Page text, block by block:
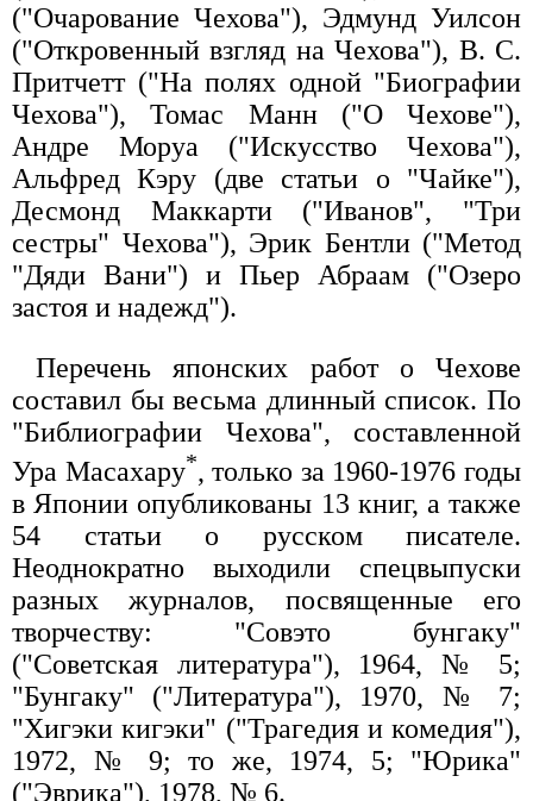
("Очарование Чехова"), Эдмунд Уилсон
("Откровенный взгляд на Чехова"), В. С.
Притчетт ("На полях одной "Биографии
Чехова"), Томас Манн ("О Чехове"),
Андре Моруа ("Искусство Чехова"),
Альфред Кэру (две статьи о "Чайке"),
Десмонд Маккарти ("Иванов", "Три
сестры" Чехова"), Эрик Бентли ("Метод
"Дяди Вани") и Пьер Абраам ("Озеро
застоя и надежд").
Перечень японских работ о Чехове
составил бы весьма длинный список. По
"Библиографии Чехова", составленной
Ура Масахару*, только за 1960-1976 годы
в Японии опубликованы 13 книг, а также
54 статьи о русском писателе.
Неоднократно выходили спецвыпуски
разных журналов, посвященные его
творчеству: "Совэто бунгаку"
("Советская литература"), 1964, № 5;
"Бунгаку" ("Литература"), 1970, № 7;
"Хигэки кигэки" ("Трагедия и комедия"),
1972, № 9; то же, 1974, 5; "Юрика"
("Эврика"), 1978, № 6.